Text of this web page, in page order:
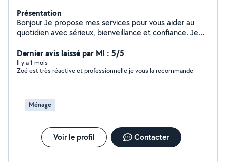
Présentation
Bonjour Je propose mes services pour vous aider au
quotidien avec sérieux, bienveillance et confiance. Je
maison Le baby-sitting et la garde d'enfants lors
d'événements ou autre Les courses et l'aide aux
personnes âgées ou en incapacité de se déplacer Les
vos voyages ou vos absences L'aide ponctuelle pour les
Dernier avis laissé par Ml : 5/5
Il y a 1 mois
Zoé est très réactive et professionnelle je vous la recommande
Ménage
Voir le profil Contacter